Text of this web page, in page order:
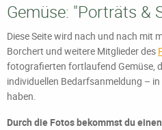
Gemüse: "Porträts &
Diese Seite wird nach und nach mit
Borchert und weitere Mitglieder des
fotografierten fortlaufend Gemüse,
individuellen Bedarfsanmeldung –
haben.
Durch die Fotos bekommst du